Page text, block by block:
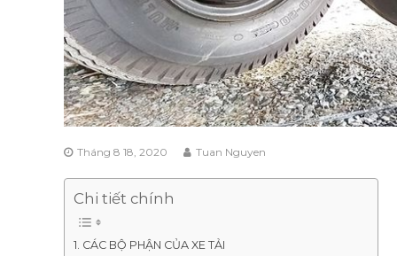
Tháng 8 18, 2020 Tuan Nguyen
Chi tiết chính
CÁC BỘ PHẬN CỦA XE TẢI